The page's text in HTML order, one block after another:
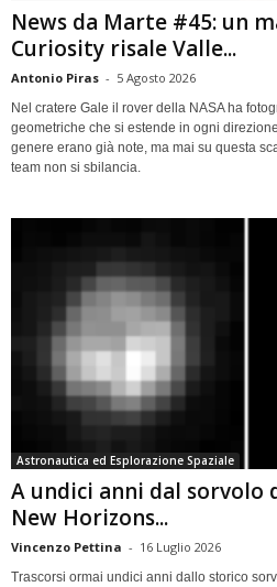
News da Marte #45: un
Curiosity risale Valle...
Antonio Piras - 5 Agosto 2026
Nel cratere Gale il rover della NASA ha
geometriche che si estende in ogni
genere erano già note, ma mai su questa
team non si sbilancia.
Astronautica ed Esplorazione Spaziale
A undici anni dal sorvolo
New Horizons...
Vincenzo Pettina - 16 Luglio 2026
Trascorsi ormai undici anni dallo storico